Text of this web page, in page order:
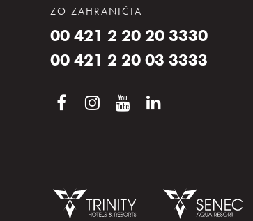
ZO ZAHRANIČIA
00 421 2 20 20 3330
00 421 2 20 03 3333